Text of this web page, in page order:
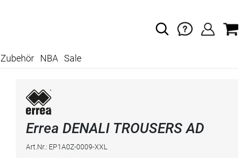
Zubehör NBA Sale
Errea DENALI TROUSERS AD
Art.Nr.: EP1A0Z-0009-XXL